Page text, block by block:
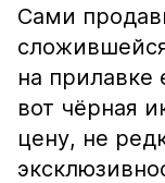
Сами
на прилавке
вот чёрная
цену, не